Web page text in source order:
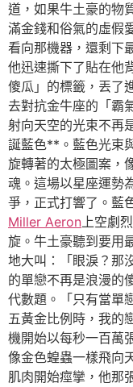
道，如果牛土豪的物
滿金錢和俗氣的虛假
看向那機器，還剩下
他迅速撕下了貼在他
傻瓜」的標籤，丟了
去對抗金牛座的「霸
射向天空的光束不再
誕藍色**。藍色光束
旋轉著的太極圖案，
魂。這場以星座運勢
爭，正式打響了。藍
Miller Aeron上空劇
旋。牛土豪聽到要用
地大叫：「眼淚？那
的單戀不再是浪漫的
代數題。「只有當單
五黃金比例時，我的
機開始以每秒一百萬
像金色蝗蟲一樣飛向
肌肉開始痙攣，他那